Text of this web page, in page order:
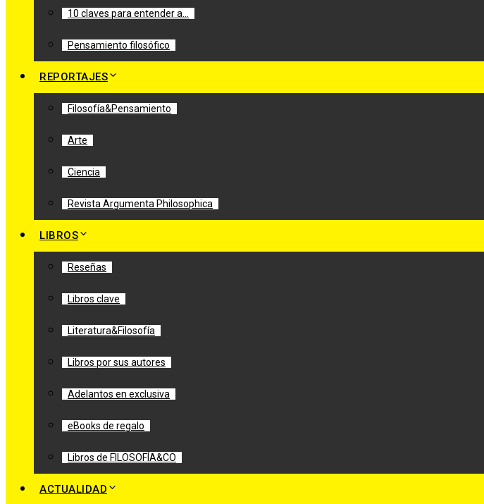
10 claves para entender a…
Pensamiento filosófico
REPORTAJES
Filosofía&Pensamiento
Arte
Ciencia
Revista Argumenta Philosophica
LIBROS
Reseñas
Libros clave
Literatura&Filosofía
Libros por sus autores
Adelantos en exclusiva
eBooks de regalo
Libros de FILOSOFÍA&CO
ACTUALIDAD